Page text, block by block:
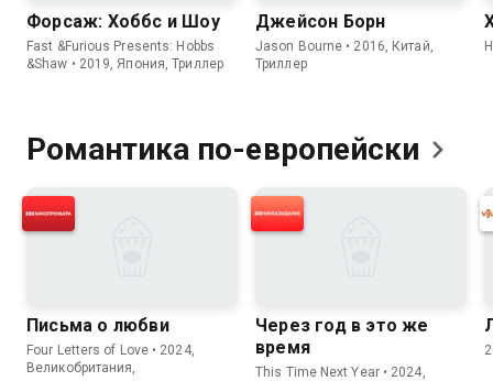
Форсаж: Хоббс и Шоу
Fast &Furious Presents: Hobbs
&Shaw • 2019, Япония, Триллер
Джейсон Борн
Jason Bourne • 2016, Китай,
Триллер
Романтика по-европейски
Письма о любви
Four Letters of Love • 2024,
Великобритания,
Через год в это же
время
This Time Next Year • 2024,